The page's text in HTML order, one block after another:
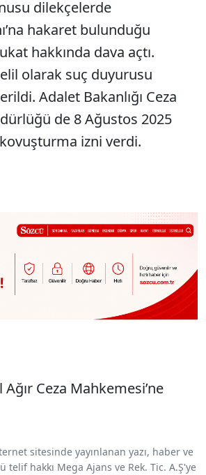
dilekçelerde
hakaret bulunduğu
hakkında dava açtı.
olarak suç duyurusu
Adalet Bakanlığı Ceza
de 8 Ağustos 2025
kovuşturma izni verdi.
Ceza Mahkemesi’ne
sitesinde yayınlanan yazı, haber ve
hakkı Mega Ajans ve Rek. Tic. A.Ş'ye